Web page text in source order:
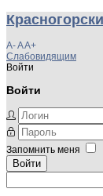
A-AA+
Слабовидящим
Войти
Войти
Запомнить меня
Войти